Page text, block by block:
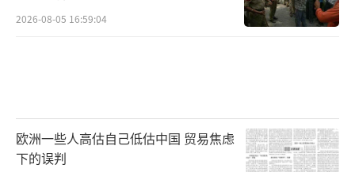
2026-08-05 16:59:04
欧洲一些人高估自己低估中国 贸易焦虑
下的误判